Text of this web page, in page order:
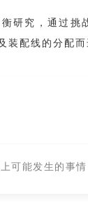
研究，通过
配线的分配
可能发生的事